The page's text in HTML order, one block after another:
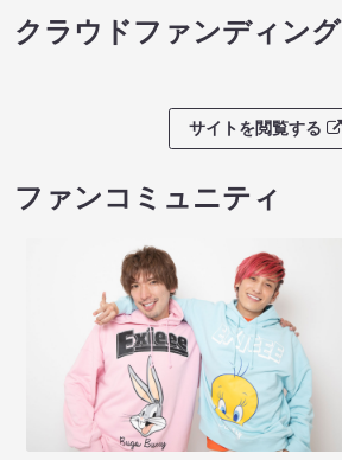
クラウドファンディング
サイトを閲覧する
ファンコミュニティ